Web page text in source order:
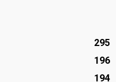
295
196
194